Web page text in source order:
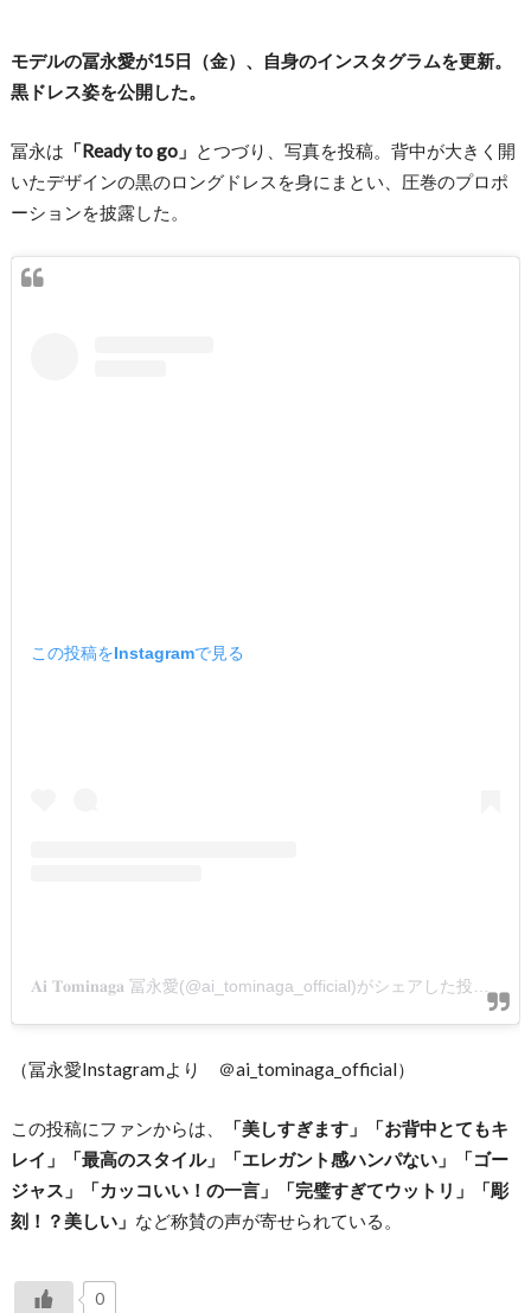
モデルの冨永愛が15日（金）、自身のインスタグラムを更新。
黒ドレス姿を公開した。
冨永は 「Ready to go」 とつづり、写真を投稿。背中が大きく開
いたデザインの黒のロングドレスを身にまとい、圧巻のプロポ
ーションを披露した。
この投稿をInstagramで見る
𝐀𝐢 𝐓𝐨𝐦𝐢𝐧𝐚𝐠𝐚 冨永愛(@ai_tominaga_official)がシェアした投稿
（冨永愛Instagramより ＠ai_tominaga_official）
この投稿にファンからは、
「美しすぎます」「お背中とてもキ
レイ」「最高のスタイル」「エレガント感ハンパない」「ゴー
ジャス」「カッコいい！の一言」「完璧すぎてウットリ」「彫
刻！？美しい」 など称賛の声が寄せられている。
0